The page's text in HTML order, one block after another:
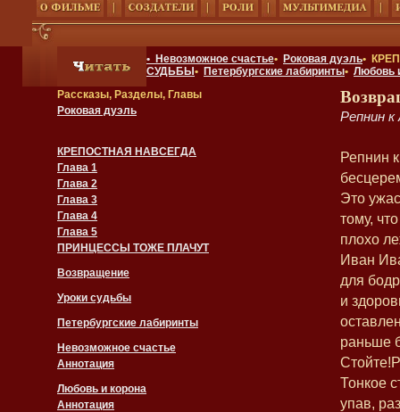
• Невозможное счастье• Роковая дуэль•
СУДЬБЫ • Петербургские лабиринты• Любовь
Рассказы, Разделы, Главы
Роковая дуэль
КРЕПОСТНАЯ НАВСЕГДА
Глава 1
Глава 2
Глава 3
Глава 4
Глава 5
ПРИНЦЕССЫ ТОЖЕ ПЛАЧУТ
Возвращение
Уроки судьбы
Петербургские лабиринты
Невозможное счастье
Аннотация
Любовь и корона
Аннотация
Репнин к
Репнин
Это
тому, что
плохо
Иван
для
и
раньше
Тонкое
упав,